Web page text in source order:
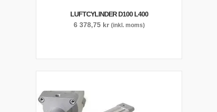
LUFTCYLINDER D100 L400
6 378,75 kr (inkl. moms)